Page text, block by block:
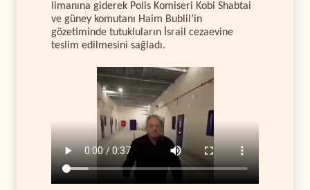
limanına giderek Polis Komiseri Kobi Shabtai
ve güney komutanı Haim Bublil’in
gözetiminde tutukluların İsrail cezaevine
teslim edilmesini sağladı.